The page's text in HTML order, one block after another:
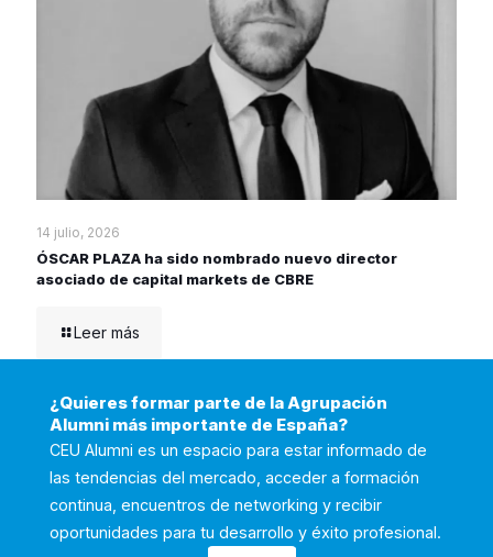
14 julio, 2026
ÓSCAR PLAZA ha sido nombrado nuevo director
asociado de capital markets de CBRE
Leer más
¿Quieres formar parte de la Agrupación
Alumni más importante de España?
CEU Alumni es un espacio para estar informado de
las tendencias del mercado, acceder a formación
continua, encuentros de networking y recibir
oportunidades para tu desarrollo y éxito profesional.